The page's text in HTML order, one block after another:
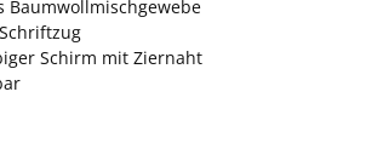
Baumwollmischgewebe
Schirm mit Ziernaht